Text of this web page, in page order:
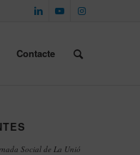
Contacte
Social de La Unió